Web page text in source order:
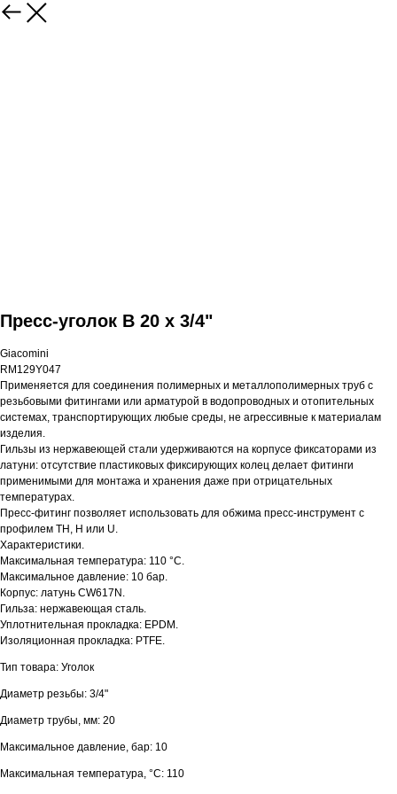
Пресс-уголок В 20 x 3/4"
Giacomini
RM129Y047
Применяется для соединения полимерных и металлополимерных труб с
резьбовыми фитингами или арматурой в водопроводных и отопительных
системах, транспортирующих любые среды, не агрессивные к материалам
изделия.
Гильзы из нержавеющей стали удерживаются на корпусе фиксаторами из
латуни: отсутствие пластиковых фиксирующих колец делает фитинги
применимыми для монтажа и хранения даже при отрицательных
температурах.
Пресс-фитинг позволяет использовать для обжима пресс-инструмент с
профилем TH, H или U.
Характеристики.
Максимальная температура: 110 °С.
Максимальное давление: 10 бар.
Корпус: латунь CW617N.
Гильза: нержавеющая сталь.
Уплотнительная прокладка: EPDM.
Изоляционная прокладка: PTFE.
Тип товара: Уголок
Диаметр резьбы: 3/4"
Диаметр трубы, мм: 20
Максимальное давление, бар: 10
Максимальная температура, °С: 110